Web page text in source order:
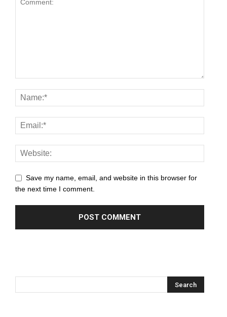
Save my name, email, and website in this browser for
the next time I comment.